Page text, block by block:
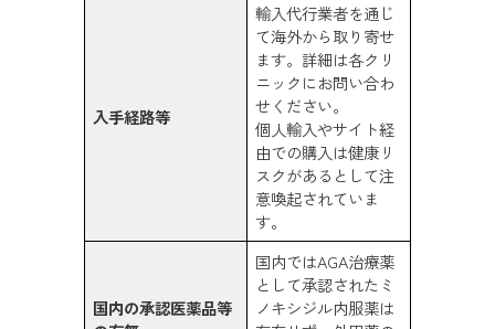
入手経路等
輸入代行業者を通じ
て海外から取り寄せ
ます。詳細は各クリ
ニックにお問い合わ
せください。
個人輸入やサイト経
由での購入は健康リ
スクがあるとして注
意喚起されていま
す。
国内の承認医薬品等
国内ではAGA治療薬
として承認されたミ
ノキシジル内服薬は